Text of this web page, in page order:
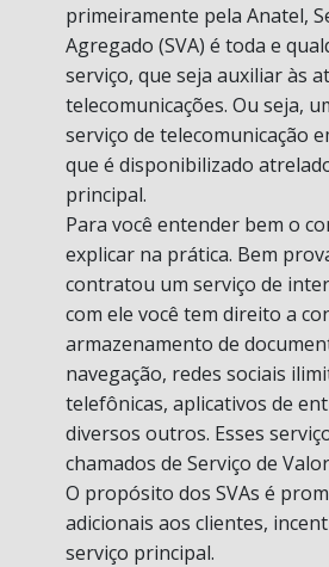
primeiramente pela Anatel,
Agregado (SVA) é toda e
serviço, que seja auxiliar às
telecomunicações. Ou seja,
serviço de telecomunicação
que é disponibilizado
principal.
Para você entender bem o
explicar na prática. Bem
contratou um serviço de
com ele você tem direito a
armazenamento de
navegação, redes sociais
telefônicas, aplicativos de
diversos outros. Esses
chamados de Serviço de
O propósito dos SVAs é
adicionais aos clientes,
serviço principal.